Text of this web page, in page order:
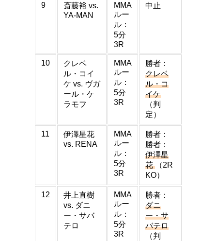
9
斎藤裕 vs.
YA-MAN
MMA
ルー
ル：
5分
3R
中止
10
クレベ
ル・コイ
ケ vs. ヴガ
ール・ケ
ラモフ
MMA
ルー
ル：
5分
3R
勝者：
クレベ
ル・コ
イケ
（判
定）
11
伊澤星花
vs. RENA
MMA
ルー
ル：
5分
3R
勝者：
勝者：
伊澤星
花 （2R
KO）
12
井上直樹
vs. ダニ
ー・サバ
テロ
MMA
ルー
ル：
5分
3R
勝者：
ダニ
ー・サ
バテロ
（判